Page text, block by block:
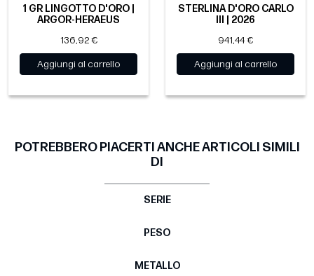
1 GR LINGOTTO D'ORO |
ARGOR-HERAEUS
136,92 €
Aggiungi al carrello
STERLINA D'ORO CARLO
III | 2026
941,44 €
Aggiungi al carrello
POTREBBERO PIACERTI ANCHE ARTICOLI SIMILI
DI
SERIE
PESO
METALLO